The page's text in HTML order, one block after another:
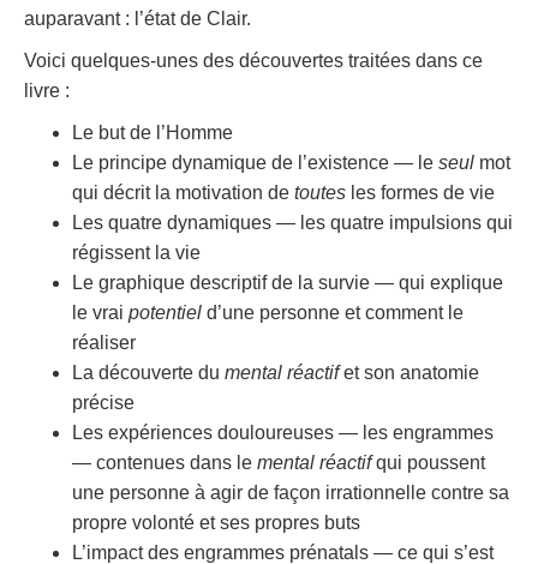
auparavant : l’état de Clair.
Voici quelques-unes des découvertes traitées dans ce
livre :
Le but de l’Homme
Le principe dynamique de l’existence — le seul mot
qui décrit la motivation de toutes les formes de vie
Les quatre dynamiques — les quatre impulsions qui
régissent la vie
Le graphique descriptif de la survie — qui explique
le vrai potentiel d’une personne et comment le
réaliser
La découverte du mental réactifet son anatomie
précise
Les expériences douloureuses — les engrammes
— contenues dans le mental réactifqui poussent
une personne à agir de façon irrationnelle contre sa
propre volonté et ses propres buts
L’impact des engrammes prénatals — ce qui s’est